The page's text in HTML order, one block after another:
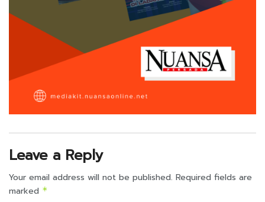
Leave a Reply
Your email address will not be published. Required fields are
marked *